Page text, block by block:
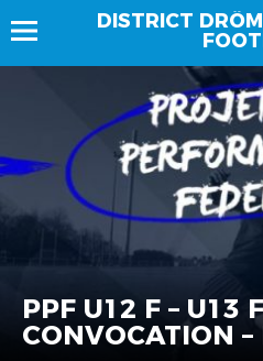
DISTRICT
PPF U12 F – U13
CONVOCATION –